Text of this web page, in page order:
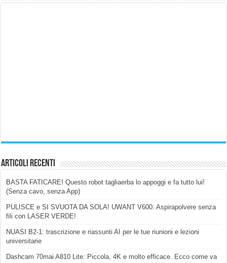
Articoli Recenti
BASTA FATICARE! Questo robot tagliaerba lo appoggi e fa tutto lui!
(Senza cavo, senza App)
PULISCE e SI SVUOTA DA SOLA! UWANT V600: Aspirapolvere senza
fili con LASER VERDE!
NUASI B2-1: trascrizione e riassunti AI per le tue riunioni e lezioni
universitarie
Dashcam 70mai A810 Lite: Piccola, 4K e molto efficace. Ecco come va